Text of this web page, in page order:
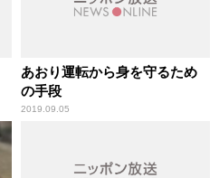
あおり運転から身を守るため
の手段
2019.09.05